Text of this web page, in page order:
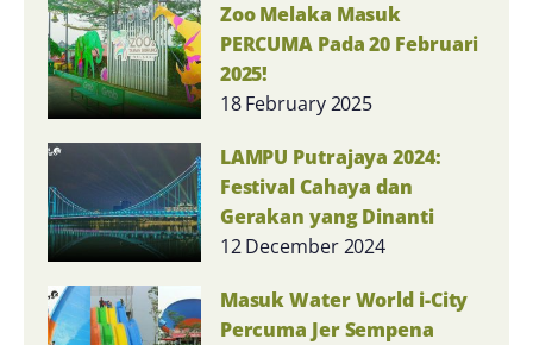
Zoo Melaka Masuk
PERCUMA Pada 20 Februari
2025!
18 February 2025
LAMPU Putrajaya 2024:
Festival Cahaya dan
Gerakan yang Dinanti
12 December 2024
Masuk Water World i-City
Percuma Jer Sempena